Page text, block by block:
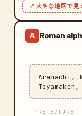
↗ 大きな地図で見
A Roman
Aramachi,
PREFECTURE